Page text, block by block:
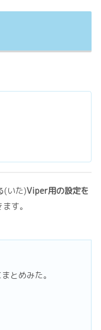
(いた)Viper用の設定を
す。
とめみた。